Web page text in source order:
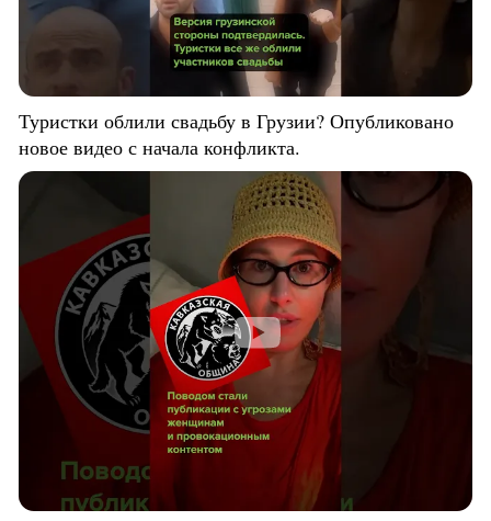
Туристки облили свадьбу в Грузии? Опубликовано
новое видео с начала конфликта.